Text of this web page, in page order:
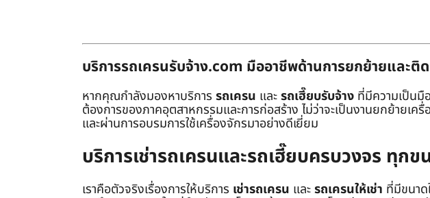
บริการรถเครนรับจ้าง.com มืออาชีพด้านการยกย้ายและ
หากคุณกำลังมองหาบริการ รถเครน และรถเฮี๊ยบรับจ้าง ที่มีความเป็นมื
ต้องการของภาคอุตสาหกรรมและการก่อสร้าง ไม่ว่าจะเป็นงานยกย้าย
และผ่านการอบรมการใช้เครื่องจักรมาอย่างดีเยี่ยม
บริการเช่ารถเครนและรถเฮี๊ยบครบวงจร ทุก
เราคือตัวจริงเรื่องการให้บริการ เช่ารถเครน และรถเครนให้เช่า ที่มีขนา